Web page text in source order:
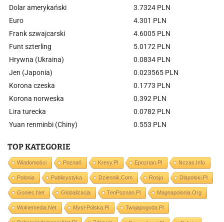
Dolar amerykański
3.7324 PLN
Euro
4.301 PLN
Frank szwajcarski
4.6005 PLN
Funt szterling
5.0172 PLN
Hrywna (Ukraina)
0.0834 PLN
Jen (Japonia)
0.023565 PLN
Korona czeska
0.1773 PLN
Korona norweska
0.392 PLN
Lira turecka
0.0782 PLN
Yuan renminbi (Chiny)
0.553 PLN
TOP KATEGORIE
Wiadomości Poznań Kresy.pl Epoznan.pl Nczas.info
Polonia Publicystyka Dziennik.com Rosja Dlapolski.pl
Goniec.net Globalizacja TenPoznan.pl Magnapolonia.org
Wolnemedia.net Mysl-Polska.pl Twojapogoda.pl